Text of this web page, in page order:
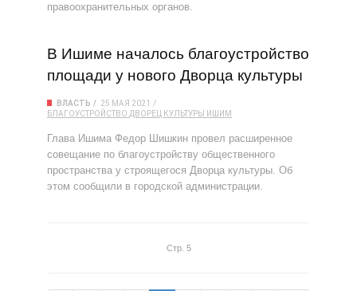
правоохранительных органов.
В Ишиме началось благоустройство
площади у нового Дворца культуры
ВЛАСТЬ
25 МАЯ 2021
БЛАГОУСТРОЙСТВО ДВОРЕЦ КУЛЬТУРЫ ИШИМ
Глава Ишима Федор Шишкин провел расширенное
совещание по благоустройству общественного
пространства у строящегося Дворца культуры. Об
этом сообщили в городской администрации.
Стр. 5